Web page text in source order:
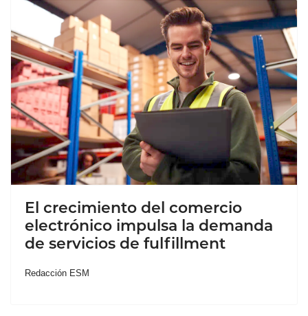
El crecimiento del comercio
electrónico impulsa la demanda
de servicios de fulfillment
Redacción ESM